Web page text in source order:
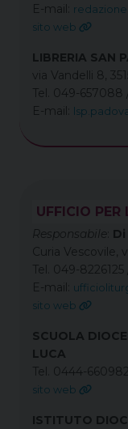
E-mail:
sito web
LIBRERIA SAN
via Vandelli 8,
Tel. 049-657088
E-mail:
UFFICIO PER
Responsabile
Curia Vescovile,
Tel. 049-
E-mail:
sito web
SCUOLA
LUCA
Tel. 0444-660982
sito web
ISTITUTO